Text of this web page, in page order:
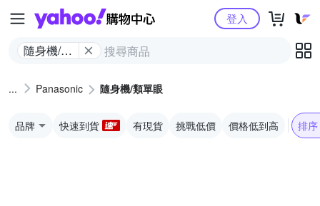
Yahoo購物中心
隨身機/類
登入
Panasonic 隨身機/類單眼
品牌 快速到貨 有現貨 挑戰低價 價格低到高 排序